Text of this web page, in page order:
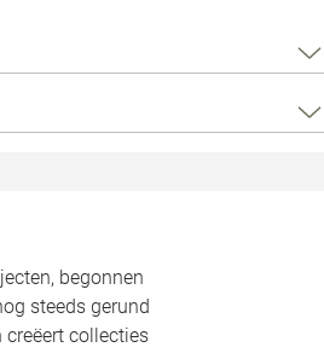
Loods 5
begonnen
steeds gerund
collecties